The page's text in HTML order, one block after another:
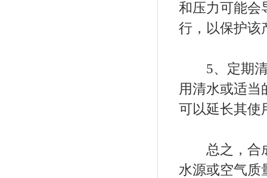
和压力可能会
行，以保护该
5、定期清
用清水或适当
可以延长其使
总之，合成
水源或空气质